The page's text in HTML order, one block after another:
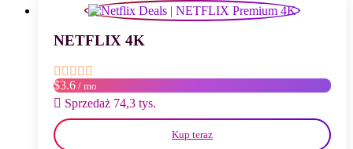
wybrać
na
stronie
NETFLIX 4K
$3.6 / mo
Sprzedaż 74,3 tys.
Kup teraz